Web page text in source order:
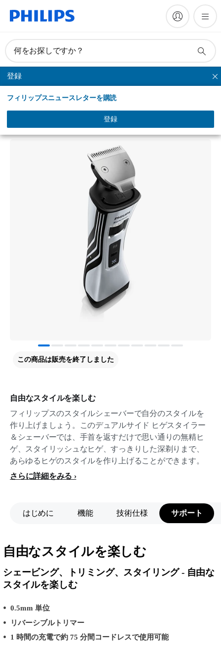
何をお探しですか？
登録
フィリップスニュースレターを購読
登録
多用途製品
防水シェーバー＆スタイラー
自由なスタイルを楽しむ
フィリップスのスタイルシェーバーで自分のスタイルを
作り上げましょう。このデュアルサイド ヒゲスタイラー
＆シェーバーでは、手首を返すだけで思い通りの無精ヒ
ゲ、スタイリッシュなヒゲ、すっきりした深剃りまで、
あらゆるヒゲのスタイルを作り上げることができます。
さらに詳細をみる
この商品は販売を終了しました
はじめに 機能 技術仕様 サポート
自由なスタイルを楽しむ
シェービング、トリミング、スタイリング - 自由な
スタイルを楽しむ
0.5mm 単位
リバーシブルトリマー
1 時間の充電で約 75 分間コードレスで使用可能